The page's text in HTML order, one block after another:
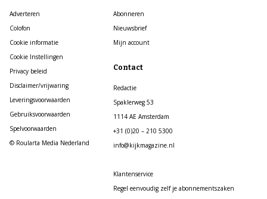
Adverteren
Colofon
Cookie informatie
Cookie Instellingen
Privacy beleid
Disclaimer/vrijwaring
Leveringsvoorwaarden
Gebruiksvoorwaarden
Spelvoorwaarden
© Roularta Media Nederland
Abonneren
Nieuwsbrief
Mijn account
Contact
Redactie
Spaklerweg 53
1114 AE Amsterdam
+31 (0)20 – 210 5300
info@kijkmagazine.nl
Klantenservice
Regel eenvoudig zelf je abonnementszaken